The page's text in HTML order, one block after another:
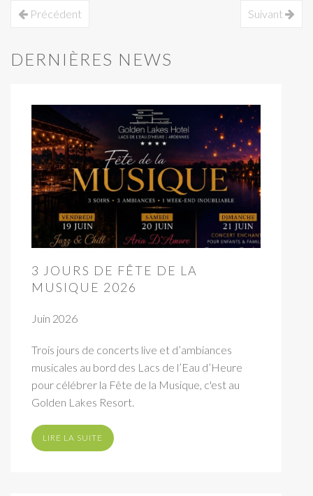
Précédent Suivant
DERNIÈRES NEWS
3 JOURS DE FÊTE DE LA
MUSIQUE 2026
Juin 2026
Trois jours de concerts live et d’ambiances
musicales au bord des Lacs de l’Eau d’Heure
pour célébrer la Fête de la Musique, c'est au
Golden Lakes Resort.
LIRE LA SUITE